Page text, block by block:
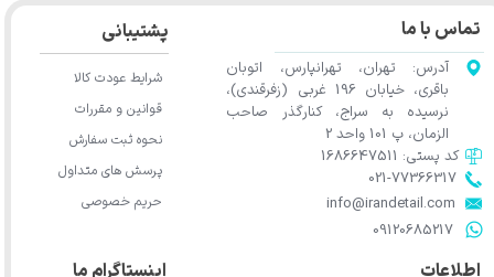
تماس با ما
آدرس: تهران، تهرانپارس، اتوبان
باقری، خیابان 196 غربی (زفرقندی)،
نرسیده به سراج، کنارگذر صاحب
الزمان، پ 101 واحد 2
​​​​​​​info@irandetail.com
021-77366317​​​​​​​​​​​​​​​​​​​​​
​​​​​​​09120685217​​​​​​​
کد پستی: 1686647511
اینستاگرام ما اطلاعات
پشتیبانی
شرایط عودت کالا
قوانین و مقررات
نحوه ثبت سفارش
پرسش های متداول
حریم خصوصی